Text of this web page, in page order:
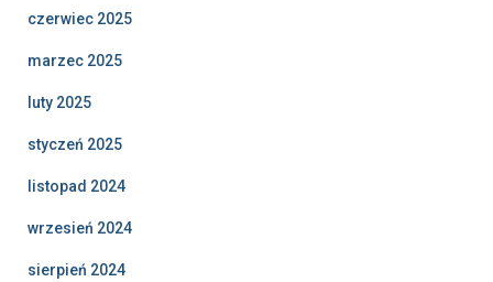
czerwiec 2025
marzec 2025
luty 2025
styczeń 2025
listopad 2024
wrzesień 2024
sierpień 2024